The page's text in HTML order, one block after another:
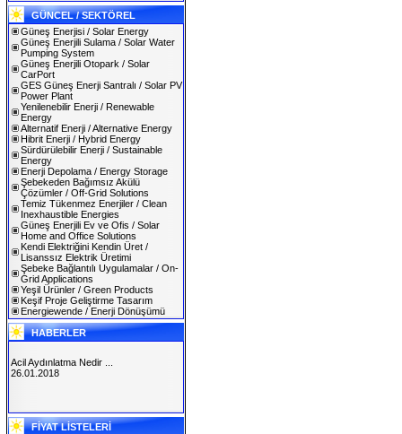
GÜNCEL / SEKTÖREL
Güneş Enerjisi / Solar Energy
Güneş Enerjili Sulama / Solar Water
Pumping System
Güneş Enerjili Otopark / Solar
CarPort
GES Güneş Enerji Santralı / Solar PV
Power Plant
Yenilenebilir Enerji / Renewable
Energy
Alternatif Enerji / Alternative Energy
Hibrit Enerji / Hybrid Energy
Sürdürülebilir Enerji / Sustainable
Energy
Enerji Depolama / Energy Storage
Şebekeden Bağımsız Akülü
Çözümler / Off-Grid Solutions
Temiz Tükenmez Enerjiler / Clean
Inexhaustible Energies
Güneş Enerjili Ev ve Ofis / Solar
Home and Office Solutions
Kendi Elektriğini Kendin Üret /
Lisanssız Elektrik Üretimi
Şebeke Bağlantılı Uygulamalar / On-
Grid Applications
Yeşil Ürünler / Green Products
Keşif Proje Geliştirme Tasarım
Energiewende / Enerji Dönüşümü
HABERLER
SOLAREX ISTANBUL 2019
30.01.2019
Acil Aydınlatma Nedir ...
26.01.2018
FİYAT LİSTELERİ